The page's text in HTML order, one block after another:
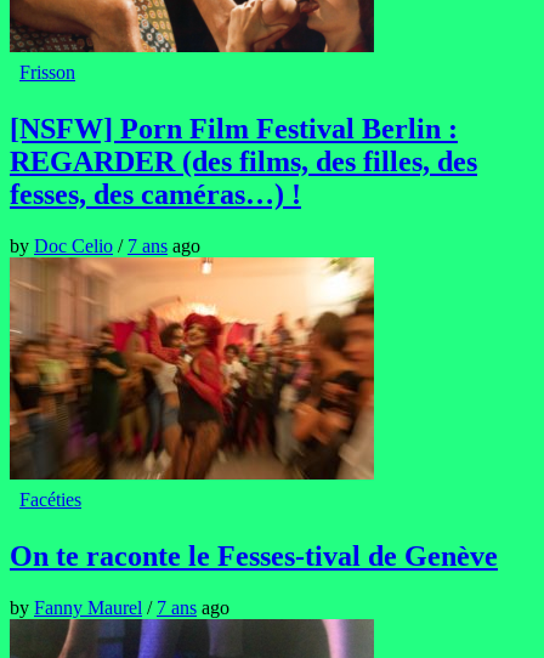
Frisson
[NSFW] Porn Film Festival Berlin :
REGARDER (des films, des filles, des
fesses, des caméras…) !
by Doc Celio / 7 ans ago
Facéties
On te raconte le Fesses-tival de Genève
by Fanny Maurel / 7 ans ago